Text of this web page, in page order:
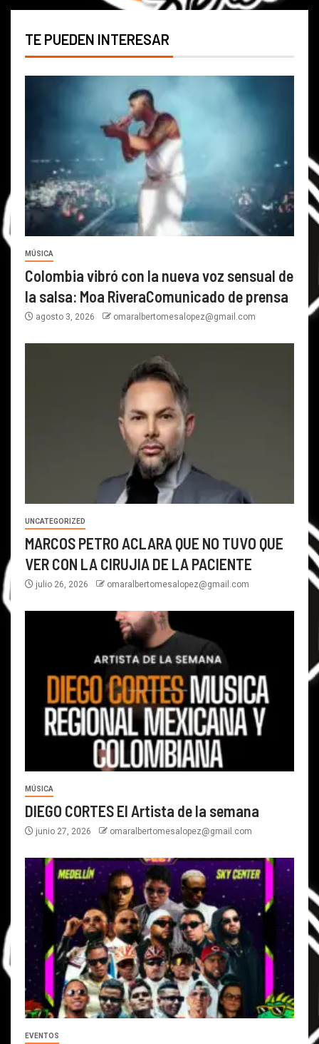
TE PUEDEN INTERESAR
MÚSICA
Colombia vibró con la nueva voz sensual de
la salsa: Moa RiveraComunicado de prensa
agosto 3, 2026 omaralbertomesalopez@gmail.com
UNCATEGORIZED
MARCOS PETRO ACLARA QUE NO TUVO QUE
VER CON LA CIRUJIA DE LA PACIENTE
julio 26, 2026 omaralbertomesalopez@gmail.com
MÚSICA
DIEGO CORTES El Artista de la semana
junio 27, 2026 omaralbertomesalopez@gmail.com
EVENTOS